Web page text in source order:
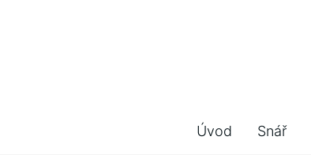
Úvod Snář